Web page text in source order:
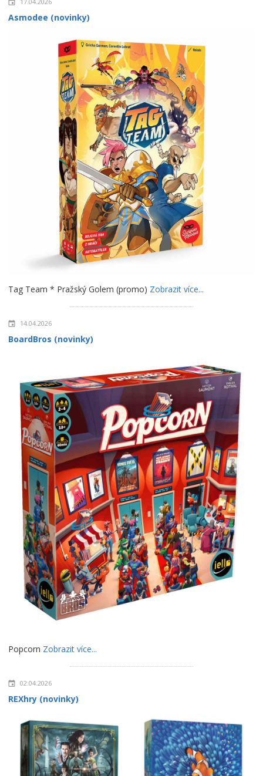
Asmodee (novinky)
Tag Team * Pražský Golem (promo) Zobrazit více...
14.04.2026
BoardBros (novinky)
Popcorn Zobrazit více...
02.04.2026
REXhry (novinky)